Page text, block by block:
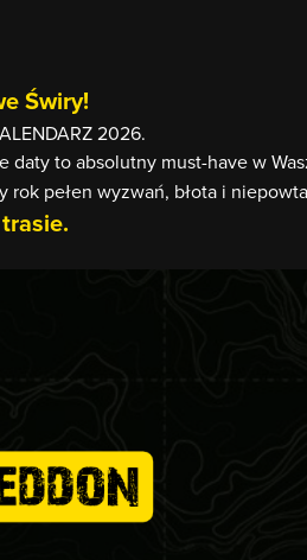
Świry!
2026.
daty to absolutny must-have w
pełen wyzwań, błota i